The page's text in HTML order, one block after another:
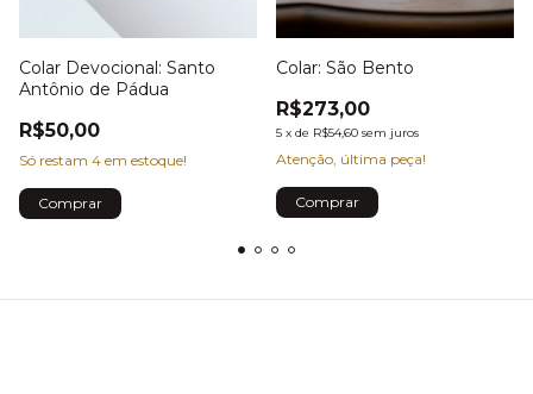
Colar Devocional: Santo
Antônio de Pádua
R$50,00
Só restam 4 em estoque!
Colar: São Bento
R$273,00
5 x de R$54,60 sem juros
Atenção, última peça!